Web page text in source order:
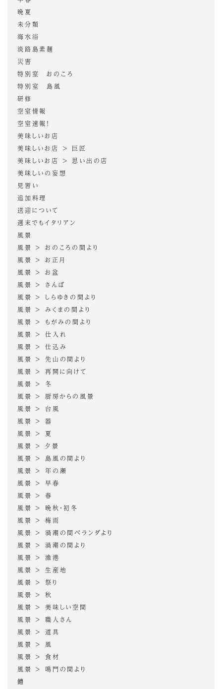
晩夏
未分類
海水浴
淡路島素麺
災害
特別室 おのころ
特別室 島風
研修
空室情報
空室速報！
美味しいお店
美味しいお店 > 巨匠
美味しいお店 > 思い出の店
美味しいの妄想
見習い
追加料理
送迎について
週末でもイタリアン
風景
風景 > おのころの間より
風景 > お正月
風景 > お盆
風景 > さんぽ
風景 > しらゆきの間より
風景 > みくまの間より
風景 > もがみの間より
風景 > 仕入れ
風景 > 仕込み
風景 > 先山の間より
風景 > 再開に向けて
風景 > 冬
風景 > 厨房からの風景
風景 > 台風
風景 > 器
風景 > 夏
風景 > 夕景
風景 > 島風の間より
風景 > 年の瀬
風景 > 早春
風景 > 春
風景 > 晩秋・初冬
風景 > 梅雨
風景 > 渦潮の間ベランダより
風景 > 渦潮の間より
風景 > 漁港
風景 > 生産地
風景 > 祭り
風景 > 秋
風景 > 美味しい空間
風景 > 職人さん
風景 > 道具
風景 > 風
風景 > 食材
風景 > 鳴門の間より
鱧